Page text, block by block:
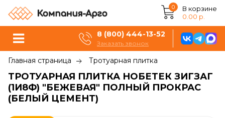
0
В корзине
0.00 р.
8 (800) 444-13-52
Заказать звонок
Главная страница Тротуарная плитка
ТРОТУАРНАЯ ПЛИТКА НОБЕТЕК ЗИГЗАГ
(1И8Ф) "БЕЖЕВАЯ" ПОЛНЫЙ ПРОКРАС
(БЕЛЫЙ ЦЕМЕНТ)